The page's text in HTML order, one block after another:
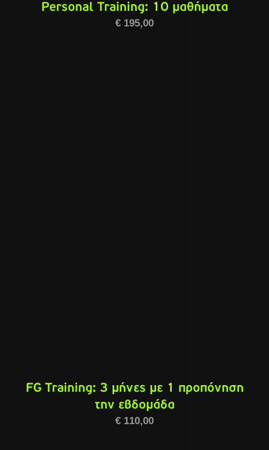
Personal Training: 10 μαθήματα
€ 195,00
FG Training: 3 μήνες με 1 προπόνηση
την εβδομάδα
€ 110,00